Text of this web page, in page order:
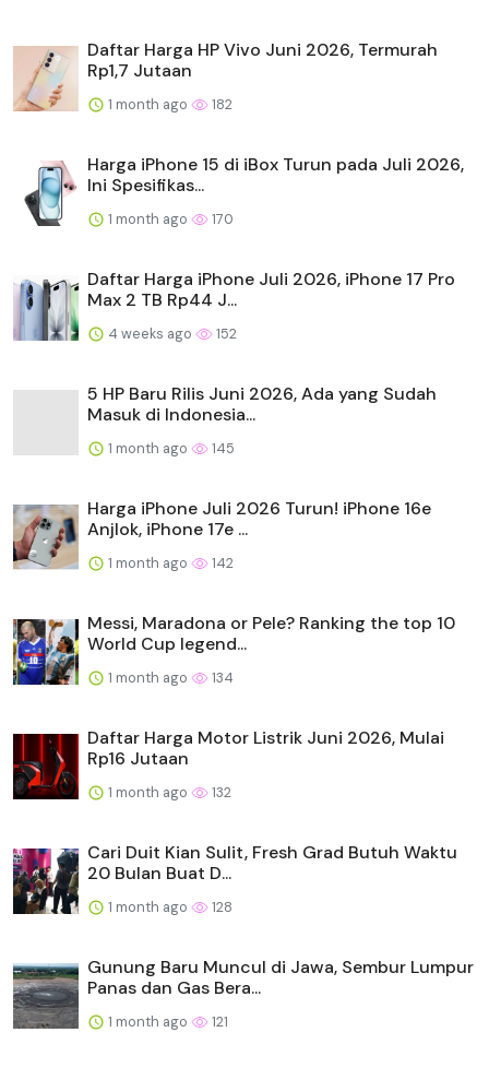
Daftar Harga HP Vivo Juni 2026, Termurah
Rp1,7 Jutaan
1 month ago 182
Harga iPhone 15 di iBox Turun pada Juli 2026,
Ini Spesifikas...
1 month ago 170
Daftar Harga iPhone Juli 2026, iPhone 17 Pro
Max 2 TB Rp44 J...
4 weeks ago 152
5 HP Baru Rilis Juni 2026, Ada yang Sudah
Masuk di Indonesia...
1 month ago 145
Harga iPhone Juli 2026 Turun! iPhone 16e
Anjlok, iPhone 17e ...
1 month ago 142
Messi, Maradona or Pele? Ranking the top 10
World Cup legend...
1 month ago 134
Daftar Harga Motor Listrik Juni 2026, Mulai
Rp16 Jutaan
1 month ago 132
Cari Duit Kian Sulit, Fresh Grad Butuh Waktu
20 Bulan Buat D...
1 month ago 128
Gunung Baru Muncul di Jawa, Sembur Lumpur
Panas dan Gas Bera...
1 month ago 121